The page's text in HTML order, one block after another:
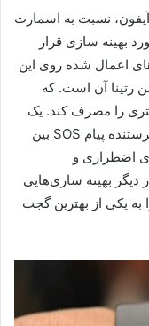
آیفون، نسبت به اسمارت
بهینه سازی قرار
اعمال شده روی این
آن است. که
را مصرف کند. یک
قطب نما برای تسهیل روند مسیریابی، یک فرستنده پیام SOS بین
اضطراری و
دیگر بهینه سازی‌هایی
هوشمند 399 دلاری را به یکی از بهترین گجت